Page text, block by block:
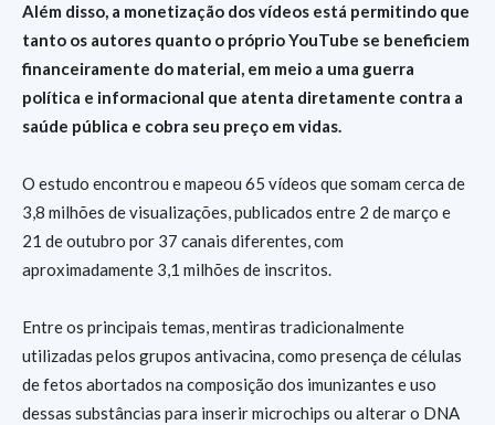
Além disso, a monetização dos vídeos está permitindo que
tanto os autores quanto o próprio YouTube se beneficiem
financeiramente do material, em meio a uma guerra
política e informacional que atenta diretamente contra a
saúde pública e cobra seu preço em vidas.
O estudo encontrou e mapeou 65 vídeos que somam cerca de
3,8 milhões de visualizações, publicados entre 2 de março e
21 de outubro por 37 canais diferentes, com
aproximadamente 3,1 milhões de inscritos.
Entre os principais temas, mentiras tradicionalmente
utilizadas pelos grupos antivacina, como presença de células
de fetos abortados na composição dos imunizantes e uso
dessas substâncias para inserir microchips ou alterar o DNA